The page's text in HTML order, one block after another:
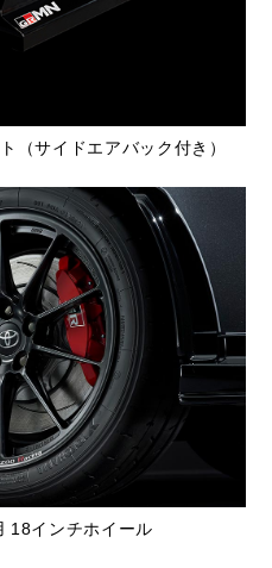
（サイドエアバック付き）
18インチホイール